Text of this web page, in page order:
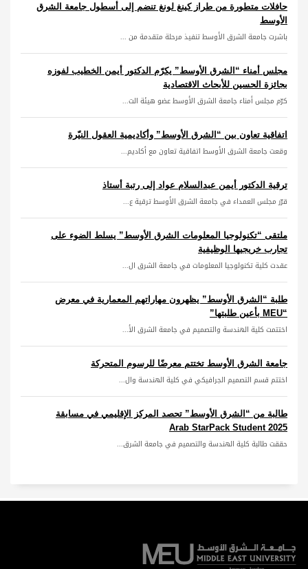
حافلات متطورة من طراز كينغ لونغ تنضم إلى أسطول جامعة الشرق
الأوسط
باشرت جامعة الشرق الأوسط تنفيذ مرحلة متقدمة من ...
مجلس أمناء “الشرق الأوسط” يكرّم الدكتور أيمن الخطيب لفوزه
بجائزة الحسين للأبحاث الاقتصادية
كرّم مجلس أمناء جامعة الشرق الأوسط عضو هيئة الت...
اتفاقية تعاون بين “الشرق الأوسط” وأكاديمية العقول النيّرة
وقعت جامعة الشرق الأوسط اتفاقية تعاون مع أكاديم...
ترقية الدكتور أيمن عبدالسلام عواد إلى رتبة أستاذ
قرّر مجلس العمداء في جامعة الشرق الأوسط ترقية ع...
ملتقى “تكنولوجيا المعلومات الشرق الأوسط” يسلط الضوء على
تجارب خريجيها الوظيفية
عقدت كلية تكنولوجيا المعلومات في جامعة الشرق ال...
طلبة “الشرق الأوسط” يظهرون مهاراتهم المعمارية في معرض
“MEU بأعين طلبتها”
اختتمت كلية الهندسة والتصميم في جامعة الشرق الأ...
جامعة الشرق الأوسط تختتم معرضًا للرسوم المتحركة
اختتم قسم التصميم الجرافيكي في كلية الهندسة وال...
طالبة من “الشرق الأوسط” تحصد المركز الإقليمي في مسابقة
Arab StarPack Student 2025
حققت طالبة كلية الهندسة والتصميم في جامعة الشرق...